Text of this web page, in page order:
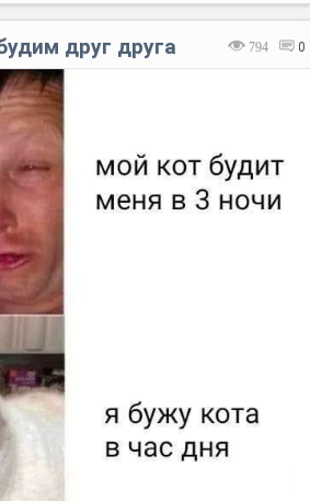
794 0
друг друга